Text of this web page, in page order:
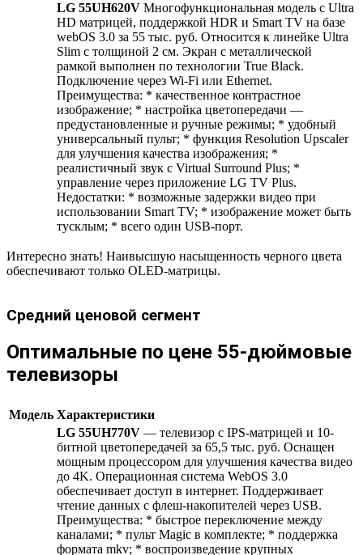
LG 55UH620V Многофункциональная модель с Ultra
HD матрицей, поддержкой HDR и Smart TV на базе
webOS 3.0 за 55 тыс. руб. Относится к линейке Ultra
Slim с толщиной 2 см. Экран с металлической
рамкой выполнен по технологии True Black.
Подключение через Wi-Fi или Ethernet.
Преимущества: * качественное контрастное
изображение; * настройка цветопередачи —
предустановленные и ручные режимы; * удобный
универсальный пульт; * функция Resolution Upscaler
для улучшения качества изображения; *
реалистичный звук с Virtual Surround Plus; *
управление через приложение LG TV Plus.
Недостатки: * возможные задержки видео при
использовании Smart TV; * изображение может быть
тусклым; * всего один USB-порт.
Интересно знать! Наивысшую насыщенность черного цвета
обеспечивают только OLED-матрицы.
Средний ценовой сегмент
Оптимальные по цене 55-дюймовые
телевизоры
Модель Характеристики
LG 55UH770V — телевизор с IPS-матрицей и 10-
битной цветопередачей за 65,5 тыс. руб. Оснащен
мощным процессором для улучшения качества видео
до 4K. Операционная система WebOS 3.0
обеспечивает доступ в интернет. Поддерживает
чтение данных с флеш-накопителей через USB.
Преимущества: * быстрое переключение между
каналами; * пульт Magic в комплекте; * поддержка
формата mkv; * воспроизведение крупных